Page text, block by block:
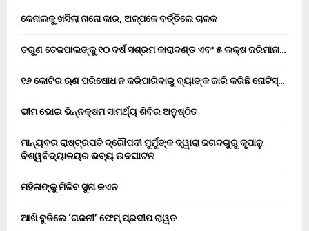
କେନାଲକୁ ଖସିଲା ନାନୋ କାର, ଅଳ୍ପକେ ବର୍ତ୍ତିଲେ ଚାଳକ
ତରୁଣ ତେଜପାଲଙ୍କୁ ୧୦ ବର୍ଷ ସଶ୍ରମ କାରାଦଣ୍ଡ ଏବଂ ₹୫ ଲକ୍ଷ ଜରିମାନା…
୧୬ କୋଟିର ଋଣ ପରିଷୋଧ ନ କରିପାରିବାରୁ ବ୍ୟାଙ୍କ ଜାରି କରିଛି ନୋଟିସ୍…
ଭୀମ ଭୋଇ ଭିନ୍ନକ୍ଷମ ସାମର୍ଥ୍ୟ ଶିବିର ଅନୁଷ୍ଠିତ
ମାନ୍ୟବର ରାଷ୍ଟ୍ରପତି ଦ୍ରୌପଦୀ ମୁର୍ମୁଙ୍କ ଦ୍ୱାରା ଜଗଦଗୁରୁ କୃପାଳୁ
ବିଶ୍ୱବିଦ୍ୟାଳୟର ଭବ୍ୟ ଉଦଘାଟନ
ମହିଳାଙ୍କୁ ମିଳିବ ସୁନା କଏନ
ଆଖି ବୁଜିଲେ ‘ଗଜନୀ’ ଫେମ୍ ପ୍ରଦୀପ ରାୱତ